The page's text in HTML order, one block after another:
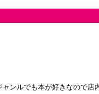
ンルでも本が好きなので店